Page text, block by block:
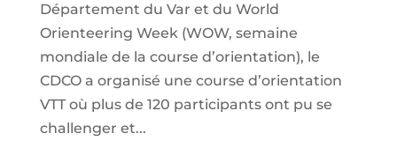
Département du Var et du World
Orienteering Week (WOW, semaine
mondiale de la course d’orientation), le
CDCO a organisé une course d’orientation
VTT où plus de 120 participants ont pu se
challenger et...